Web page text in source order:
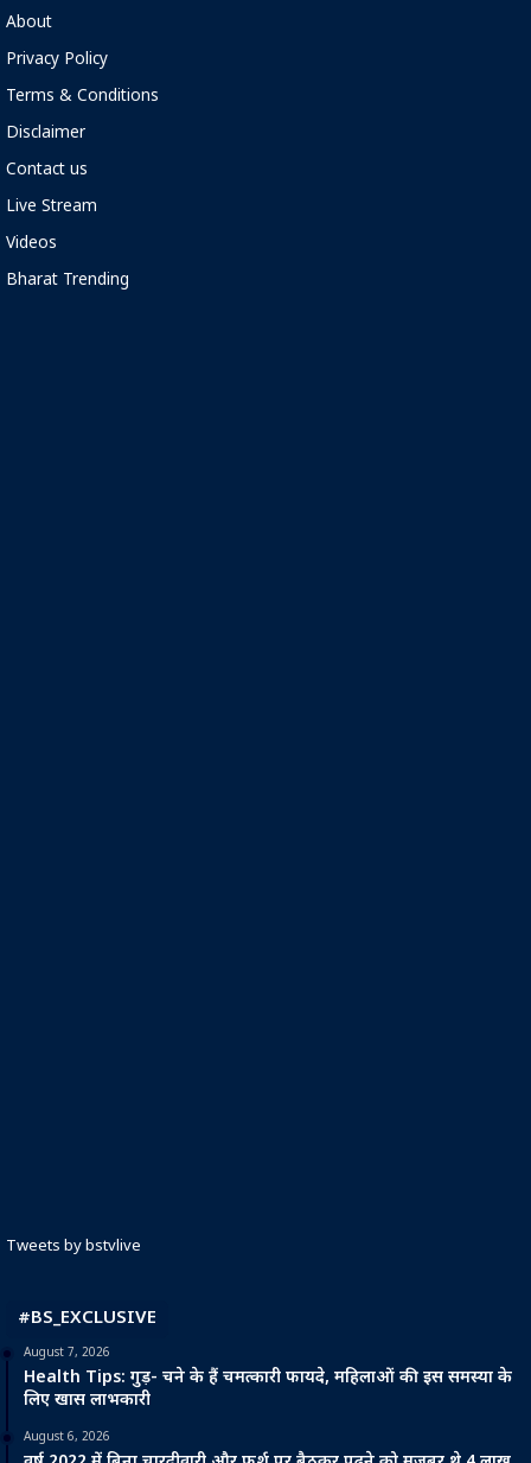
About
Privacy Policy
Terms & Conditions
Disclaimer
Contact us
Live Stream
Videos
Bharat Trending
Tweets by bstvlive
#BS_EXCLUSIVE
August 7, 2026
Health Tips: गुड़- चने के हैं चमत्कारी फायदे, महिलाओं की इस समस्या के
लिए खास लाभकारी
August 6, 2026